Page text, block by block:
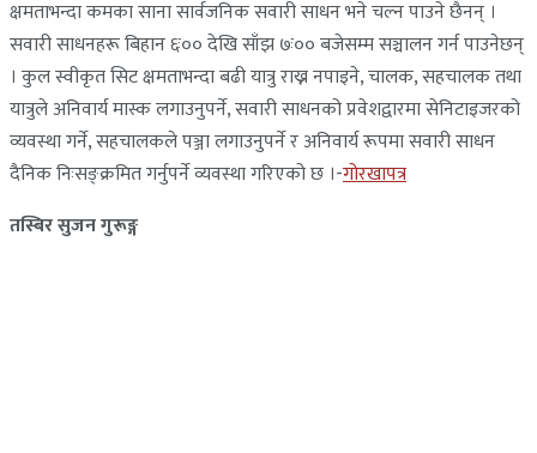
क्षमताभन्दा कमका साना सार्वजनिक सवारी साधन भने चल्न पाउने छैनन् ।
सवारी साधनहरू बिहान ६ः०० देखि साँझ ७ः०० बजेसम्म सञ्चालन गर्न पाउनेछन्
। कुल स्वीकृत सिट क्षमताभन्दा बढी यात्रु राख्न नपाइने, चालक, सहचालक तथा
यात्रुले अनिवार्य मास्क लगाउनुपर्ने, सवारी साधनको प्रवेशद्वारमा सेनिटाइजरको
व्यवस्था गर्ने, सहचालकले पञ्जा लगाउनुपर्ने र अनिवार्य रूपमा सवारी साधन
दैनिक निःसङ्क्रमित गर्नुपर्ने व्यवस्था गरिएको छ ।-गोरखापत्र
तस्बिर सुजन गुरूङ्ग